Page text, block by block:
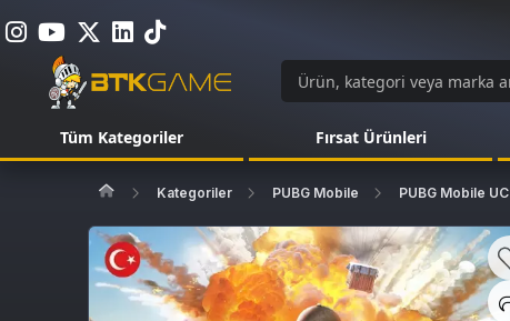
Tüm Kategoriler Fırsat Ürünleri
Kategoriler PUBG Mobile PUBG Mobile UC